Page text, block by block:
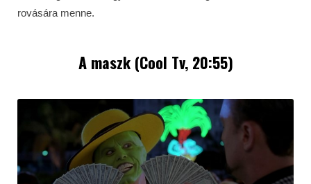
rovására menne.
A maszk (Cool Tv, 20:55)